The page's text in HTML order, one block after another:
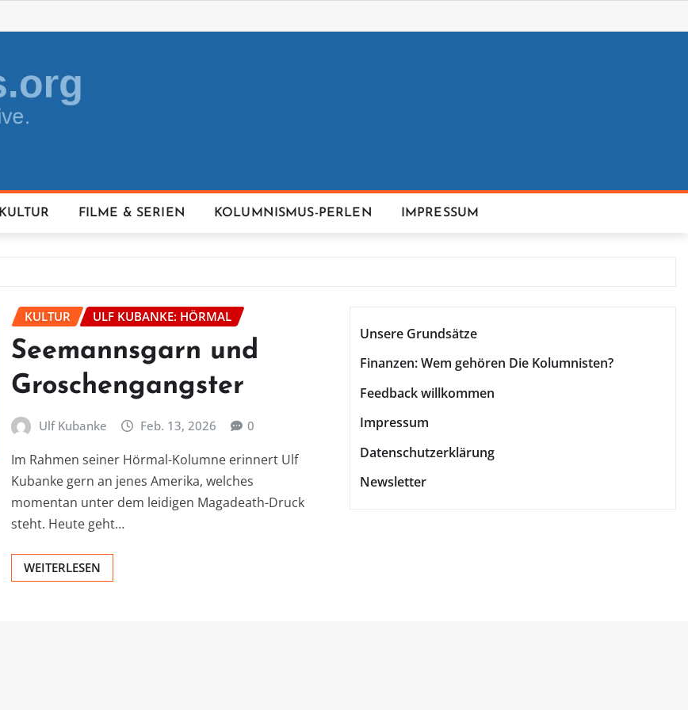
KULTUR FILME & SERIEN KOLUMNISMUS-PERLEN IMPRESSUM
KULTUR ULF KUBANKE: HÖRMAL
Seemannsgarn und
Groschengangster
Ulf Kubanke Feb. 13, 2026 0
Im Rahmen seiner Hörmal-Kolumne erinnert Ulf
Kubanke gern an jenes Amerika, welches
momentan unter dem leidigen Magadeath-Druck
steht. Heute geht…
WEITERLESEN
Unsere Grundsätze
Finanzen: Wem gehören Die Kolumnisten?
Feedback willkommen
Impressum
Datenschutzerklärung
Newsletter